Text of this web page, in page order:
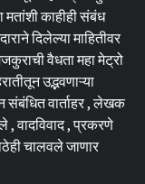
काहीही संबंध
दिलेल्या माहितीवर
वैधता महा मेट्रो
उद्भवणाऱ्या
संबंधित वार्ताहर , लेखक
, वादविवाद , प्रकरणे
चालवले जाणार